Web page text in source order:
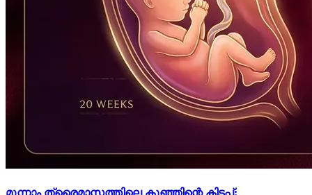
മൂന്നാം ത്രൈമാസത്തിലെ കുഞ്ഞിന്റെ കിടപ്പ്: